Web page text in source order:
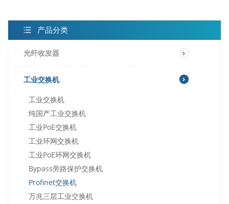
产品分类
光纤收发器
工业交换机
工业交换机
纯国产工业交换机
工业PoE交换机
工业环网交换机
工业PoE环网交换机
Bypass旁路保护交换机
Profinet交换机
万兆三层工业交换机